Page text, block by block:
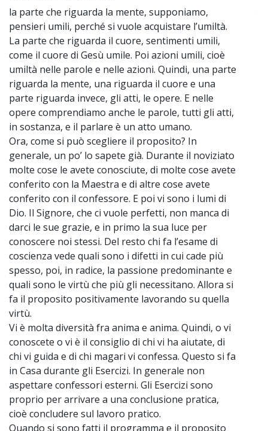
la parte che riguarda la mente, supponiamo,
pensieri umili, perché si vuole acquistare l’umiltà.
La parte che riguarda il cuore, sentimenti umili,
come il cuore di Gesù umile. Poi azioni umili, cioè
umiltà nelle parole e nelle azioni. Quindi, una parte
riguarda la mente, una riguarda il cuore e una
parte riguarda invece, gli atti, le opere. E nelle
opere comprendiamo anche le parole, tutti gli atti,
in sostanza, e il parlare è un atto umano.
Ora, come si può scegliere il proposito? In
generale, un po’ lo sapete già. Durante il noviziato
molte cose le avete conosciute, di molte cose avete
conferito con la Maestra e di altre cose avete
conferito con il confessore. E poi vi sono i lumi di
Dio. Il Signore, che ci vuole perfetti, non manca di
darci le sue grazie, e in primo la sua luce per
conoscere noi stessi. Del resto chi fa l’esame di
coscienza vede quali sono i difetti in cui cade più
spesso, poi, in radice, la passione predominante e
quali sono le virtù che più gli necessitano. Allora si
fa il proposito positivamente lavorando su quella
virtù.
Vi è molta diversità fra anima e anima. Quindi, o vi
conoscete o vi è il consiglio di chi vi ha aiutate, di
chi vi guida e di chi magari vi confessa. Questo si fa
in Casa durante gli Esercizi. In generale non
aspettare confessori esterni. Gli Esercizi sono
proprio per arrivare a una conclusione pratica,
cioè concludere sul lavoro pratico.
Quando si sono fatti il programma e il proposito